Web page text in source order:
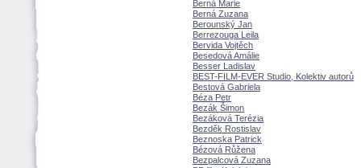
Berná Marie
Berná Zuzana
Berounský Jan
Berrezouga Leila
Bervida Vojtěch
Besedová Amálie
Besser Ladislav
BEST-FILM-EVER Studio, Kolektiv autorů
Bestová Gabriela
Béza Petr
Bezák Šimon
Bezáková Terézia
Bezděk Rostislav
Beznoska Patrick
Bézová Růžena
Bezpalcová Zuzana